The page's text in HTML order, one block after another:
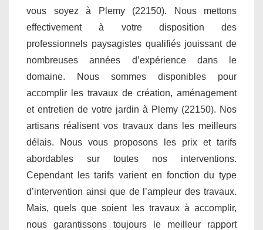
vous soyez à Plemy (22150). Nous mettons
effectivement à votre disposition des
professionnels paysagistes qualifiés jouissant de
nombreuses années d’expérience dans le
domaine. Nous sommes disponibles pour
accomplir les travaux de création, aménagement
et entretien de votre jardin à Plemy (22150). Nos
artisans réalisent vos travaux dans les meilleurs
délais. Nous vous proposons les prix et tarifs
abordables sur toutes nos interventions.
Cependant les tarifs varient en fonction du type
d’intervention ainsi que de l’ampleur des travaux.
Mais, quels que soient les travaux à accomplir,
nous garantissons toujours le meilleur rapport